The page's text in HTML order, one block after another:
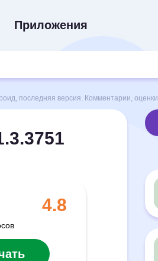
Приложения
последняя версия. Комментарии, оценки
4.8